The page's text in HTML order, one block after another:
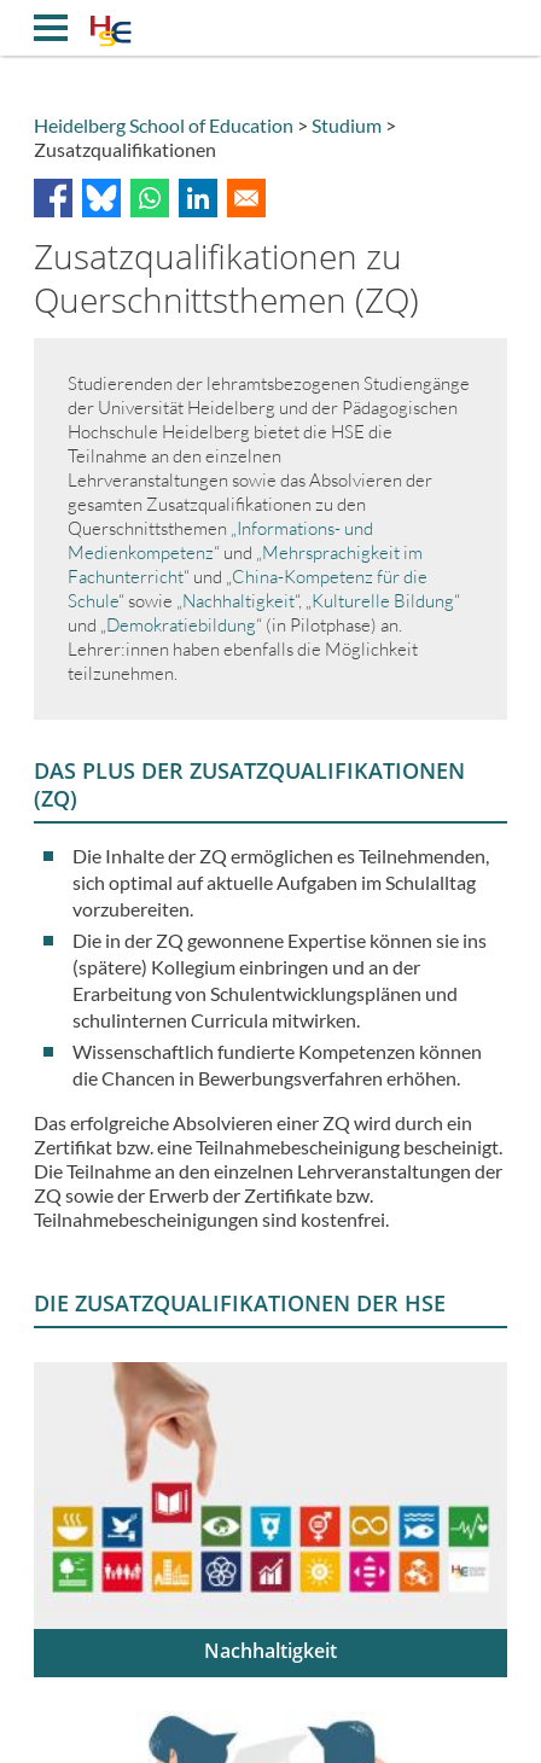
Inhalt
Breadcrumb
Heidelberg School of Education
Studium
Zusatzqualifikationen
Zusatzqualifikationen zu
Querschnittsthemen (ZQ)
Studierenden der lehramtsbezogenen Studiengänge
der Universität Heidelberg und der Pädagogischen
Hochschule Heidelberg bietet die HSE die
Teilnahme an den einzelnen
Lehrveranstaltungen sowie das Absolvieren der
gesamten Zusatzqualifikationen zu den
Querschnittsthemen „Informations- und
Medienkompetenz“ und „Mehrsprachigkeit im
Fachunterricht“ und „ China-Kompetenz für die
Schule“ sowie „Nachhaltigkeit“, „ Kulturelle Bildung“
und „ Demokratiebildung“ (in Pilotphase) an.
Lehrer:innen haben ebenfalls die Möglichkeit
teilzunehmen.
DAS PLUS DER ZUSATZQUALIFIKATIONEN
(ZQ)
Die Inhalte der ZQ ermöglichen es Teilnehmenden,
sich optimal auf aktuelle Aufgaben im Schulalltag
vorzubereiten.
Die in der ZQ gewonnene Expertise können sie ins
(spätere) Kollegium einbringen und an der
Erarbeitung von Schulentwicklungsplänen und
schulinternen Curricula mitwirken.
Wissenschaftlich fundierte Kompetenzen können
die Chancen in Bewerbungsverfahren erhöhen.
Das erfolgreiche Absolvieren einer ZQ wird durch ein
Zertifikat bzw. eine Teilnahmebescheinigung bescheinigt.
Die Teilnahme an den einzelnen Lehrveranstaltungen der
ZQ sowie der Erwerb der Zertifikate bzw.
Teilnahmebescheinigungen sind kostenfrei.
DIE ZUSATZQUALIFIKATIONEN DER HSE
Nachhaltigkeit
nachhaltige Entwicklung